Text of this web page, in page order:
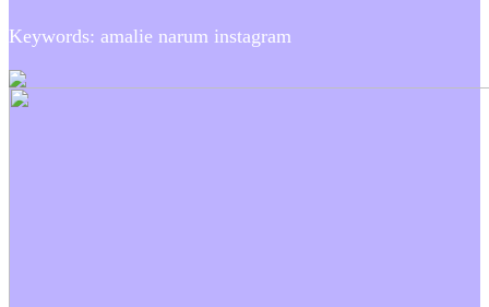
Keywords: amalie narum instagram